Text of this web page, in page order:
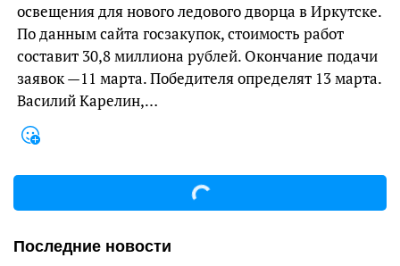
освещения для нового ледового дворца в Иркутске.
По данным сайта госзакупок, стоимость работ
составит 30,8 миллиона рублей. Окончание подачи
заявок —11 марта. Победителя определят 13 марта.
Василий Карелин,…
Последние новости